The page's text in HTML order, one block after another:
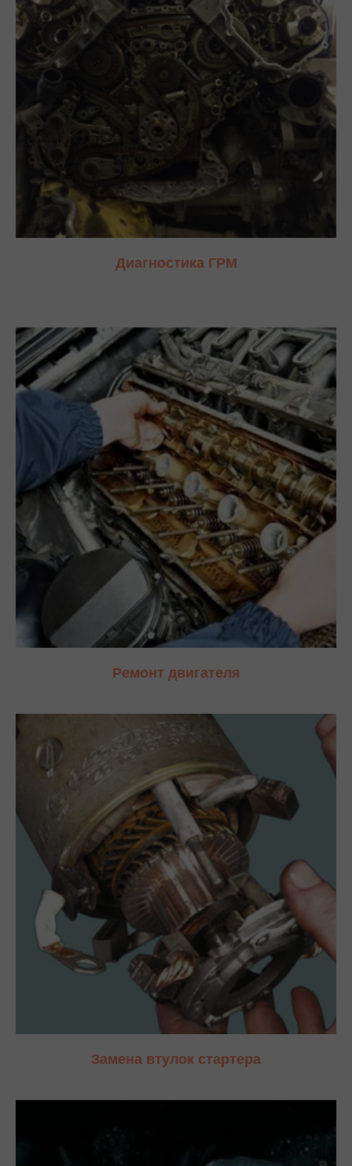
Диагностика ГРМ
Ремонт двигателя
Замена втулок стартера